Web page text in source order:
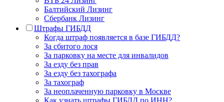
Балтийский Лизинг
Сбербанк Лизинг
Штрафы ГИБДД
Когда штраф появляется в базе ГИБДД?
За сбитого лося
За парковку на месте для инвалидов
За езду без прав
За езду без тахографа
За тахограф
За неоплаченную парковку в Москве
Как узнать штрафы ГИБДД по ИНН?